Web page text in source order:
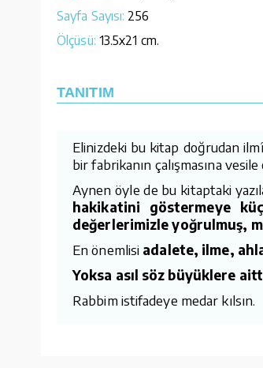
Sayfa Sayısı: 256
Ölçüsü: 13.5x21 cm.
TANITIM
Elinizdeki bu kitap doğrudan
bir fabrikanın çalışmasına vesile
Aynen öyle de bu kitaptaki
hakikatini göstermeye
değerlerimizle yoğrulmuş,
En önemlisi adalete, ilme,
Yoksa asıl söz büyüklere
Rabbim istifadeye medar kılsın.